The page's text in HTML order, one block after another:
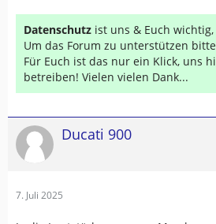
Datenschutz ist uns & Euch
Um das Forum zu unterstützen
Für Euch ist das nur ein Klick, uns
betreiben! Vielen vielen Dank...
Ducati 900
7. Juli 2025